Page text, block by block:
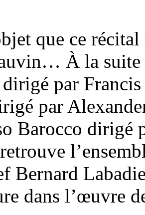
que ce
À la suite
dirigé par
par
Barocco dirigé
Bernard
dans l’œuvre